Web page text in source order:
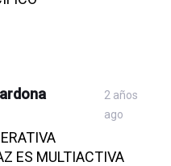
2 años
ago
ES MULTIACTIVA